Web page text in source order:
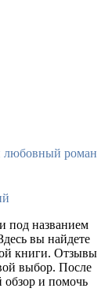
роман
под названием
вы найдете
книги. Отзывы
выбор. После
обзор и помочь